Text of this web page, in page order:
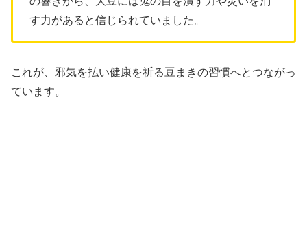
す力があると信じられていました。
これが、邪気を払い健康を祈る豆まきの習慣へとつながっ
ています。